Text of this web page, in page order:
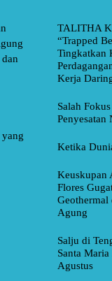
TALITHA
“Trapped
Tingkatkan
Kerja
Salah
Penyesatan
Ketika
Keuskupan
Flores
Geothermal
Agung
Salju di
Santa
Agustus